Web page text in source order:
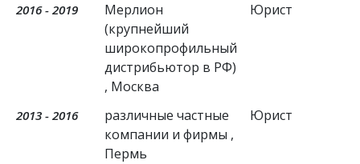
2016 - 2019
Мерлион
(крупнейший
широкопрофильный
дистрибьютор в РФ)
, Москва
Юрист
2013 - 2016
различные частные
компании и фирмы ,
Пермь
Юрист